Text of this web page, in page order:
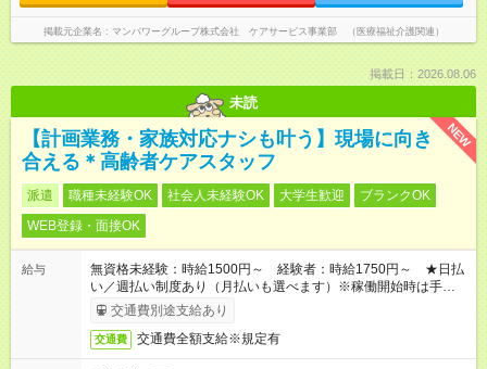
掲載元企業名 マンパワーグループ株式会社 ケアサービス事業部 （医療福祉介護関連）
掲載日：2026.08.06
未読
NEW
【計画業務・家族対応ナシも叶う】現場に向き
合える＊高齢者ケアスタッフ
派遣 職種未経験OK 社会人未経験OK 大学生歓迎
ブランクOK
WEB登録・面接OK
給与
無資格未経験：時給1500円～ 経験者：時給1750円～ ★日払
い／週払い制度あり（月払いも選べます）※稼働開始時は手続き
完了次第のお支払いとなります。
交通費別途支給あり
交通費 交通費全額支給※規定有